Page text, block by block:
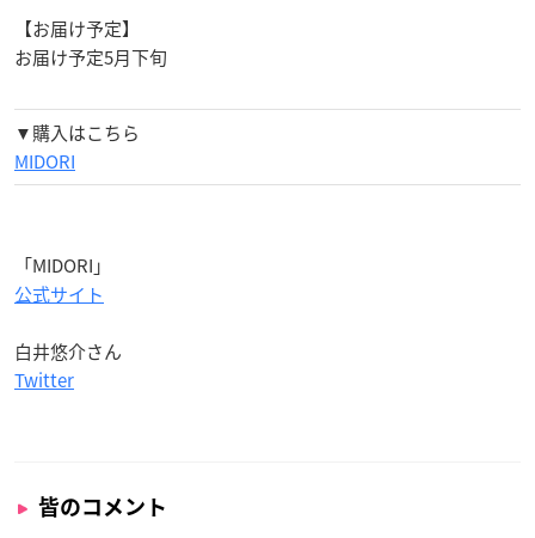
【お届け予定】
お届け予定5月下旬
▼購入はこちら
MIDORI
「MIDORI」
公式サイト
白井悠介さん
Twitter
皆のコメント